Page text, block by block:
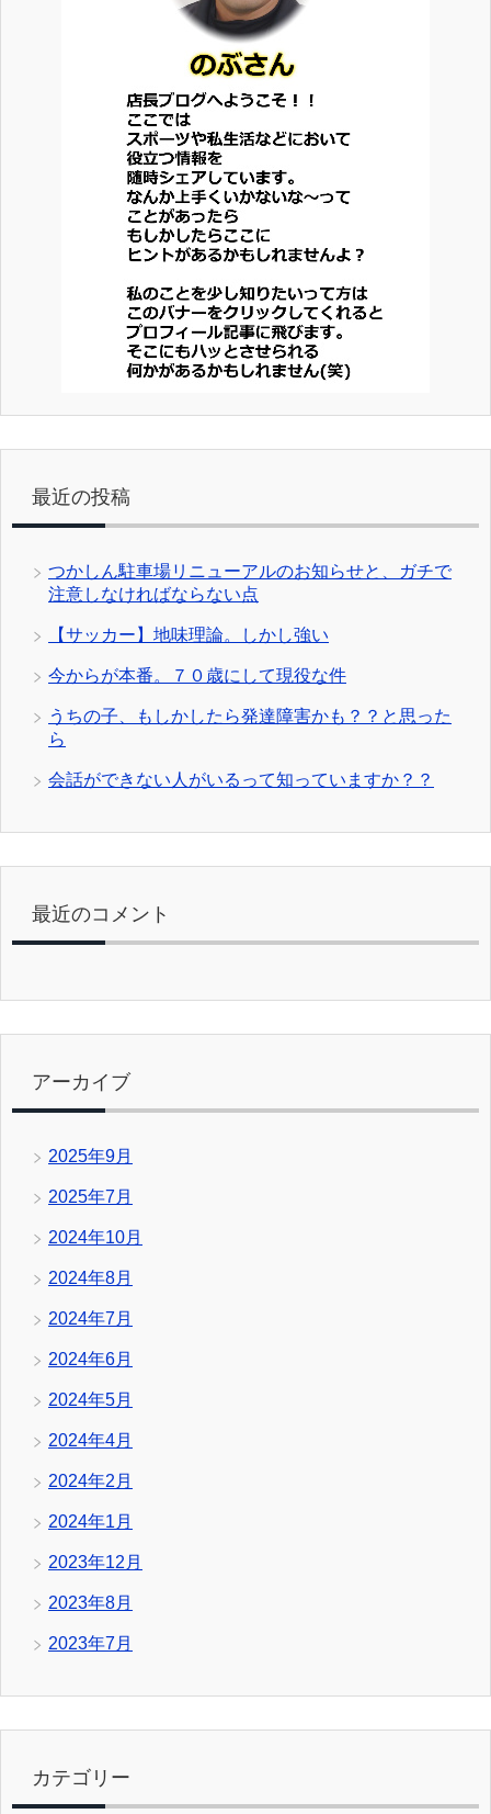
最近の投稿
つかしん駐車場リニューアルのお知らせと、ガチで
注意しなければならない点
【サッカー】地味理論。しかし強い
今からが本番。７０歳にして現役な件
うちの子、もしかしたら発達障害かも？？と思った
ら
会話ができない人がいるって知っていますか？？
最近のコメント
アーカイブ
2025年9月
2025年7月
2024年10月
2024年8月
2024年7月
2024年6月
2024年5月
2024年4月
2024年2月
2024年1月
2023年12月
2023年8月
2023年7月
カテゴリー